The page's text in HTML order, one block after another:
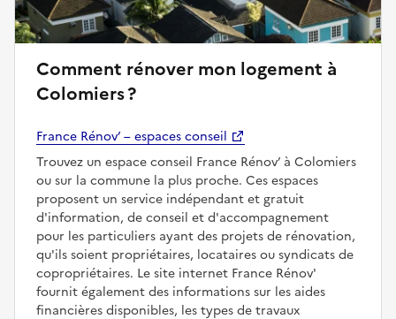
Comment rénover mon logement à
Colomiers ?
France Rénov’ – espaces conseil
Trouvez un espace conseil France Rénov’ à Colomiers
ou sur la commune la plus proche. Ces espaces
proposent un service indépendant et gratuit
d'information, de conseil et d'accompagnement
pour les particuliers ayant des projets de rénovation,
qu'ils soient propriétaires, locataires ou syndicats de
copropriétaires. Le site internet France Rénov'
fournit également des informations sur les aides
financières disponibles, les types de travaux